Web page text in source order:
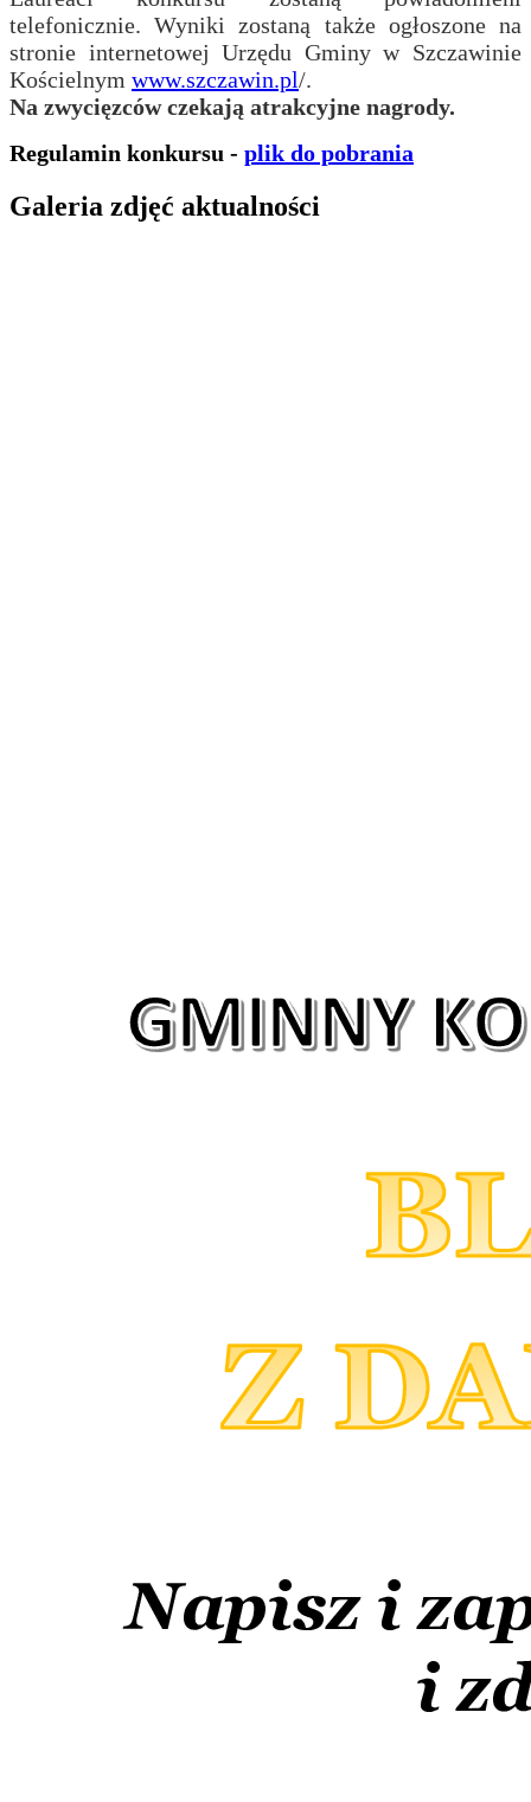
telefonicznie. Wyniki zostaną także ogłoszone na
stronie internetowej Urzędu Gminy w Szczawinie
Kościelnym www.szczawin.pl/.
Na zwycięzców czekają atrakcyjne nagrody.
Regulamin konkursu - plik do pobrania
Galeria zdjęć aktualności